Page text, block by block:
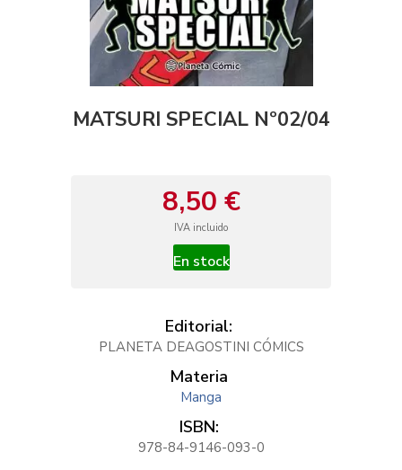
MATSURI SPECIAL Nº02/04
8,50 €
IVA incluido
En stock
Editorial:
PLANETA DEAGOSTINI CÓMICS
Materia
Manga
ISBN:
978-84-9146-093-0